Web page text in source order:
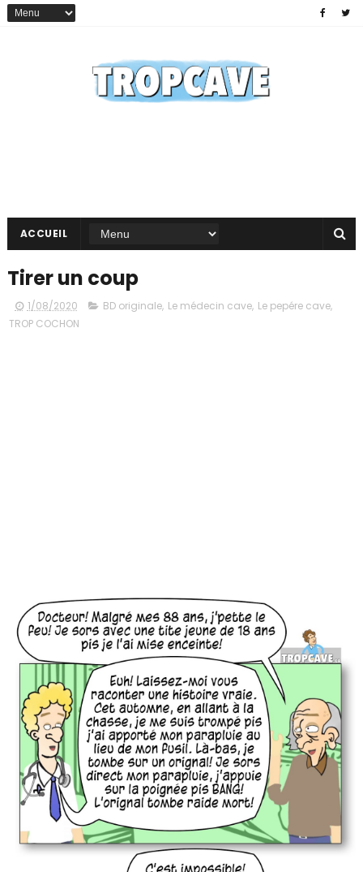
ACCUEIL
Tirer un coup
1/08/2020 BD originale, Le médecin cave, Le pepére cave,
TROP COCHON